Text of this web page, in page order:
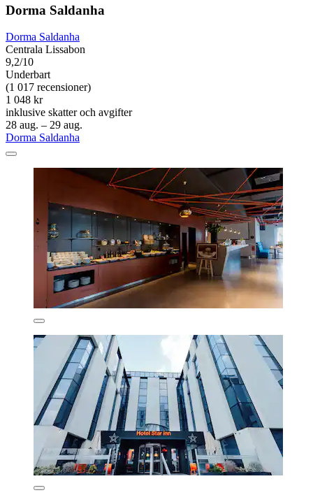
Dorma Saldanha
Dorma Saldanha
Centrala Lissabon
9,2/10
Underbart
(1 017 recensioner)
1 048 kr
inklusive skatter och avgifter
28 aug. – 29 aug.
Dorma Saldanha